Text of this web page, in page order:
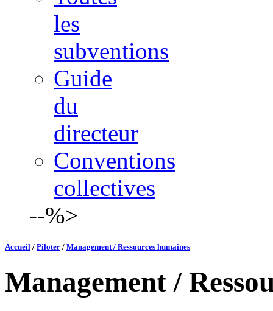
les
subventions
Guide
du
directeur
Conventions
collectives
--%>
Accueil / Piloter / Management / Ressources humaines
Management /